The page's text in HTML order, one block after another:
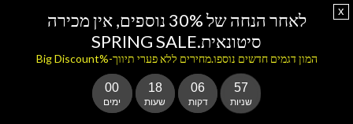
לאחר הנחה של 30% נוספים, אין מכירה
סיטונאית.SPRING SALE
המון דגמים חדשים נוספו.מחירים ללא פערי תיווך-%Big Discount
00
ימים
18
שעות
06
דקות
57
שניות
x